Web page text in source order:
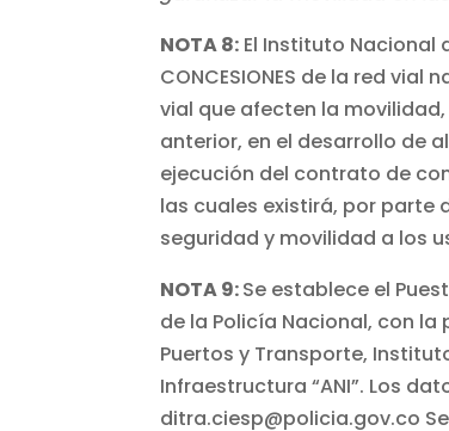
NOTA 8: El Instituto Nacional
CONCESIONES de la red
vial que afecten la
anterior, en el desarrollo de
ejecución del contrato de
las cuales existirá, por parte
seguridad y movilidad a los
NOTA 9:Se establece el
de la Policía Nacional, con
Puertos y Transporte,
Infraestructura “ANI”. Los
ditra.ciesp@policia.gov.co